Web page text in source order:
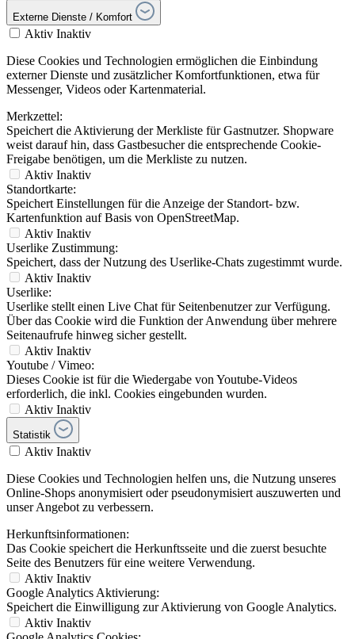
Externe Dienste / Komfort
Aktiv Inaktiv
Diese Cookies und Technologien ermöglichen die Einbindung
externer Dienste und zusätzlicher Komfortfunktionen, etwa für
Messenger, Videos oder Kartenmaterial.
Merkzettel:
Speichert die Aktivierung der Merkliste für Gastnutzer. Shopware
weist darauf hin, dass Gastbesucher die entsprechende Cookie-
Freigabe benötigen, um die Merkliste zu nutzen.
Aktiv Inaktiv
Standortkarte:
Speichert Einstellungen für die Anzeige der Standort- bzw.
Kartenfunktion auf Basis von OpenStreetMap.
Aktiv Inaktiv
Userlike Zustimmung:
Speichert, dass der Nutzung des Userlike-Chats zugestimmt wurde.
Aktiv Inaktiv
Userlike:
Userlike stellt einen Live Chat für Seitenbenutzer zur Verfügung.
Über das Cookie wird die Funktion der Anwendung über mehrere
Seitenaufrufe hinweg sicher gestellt.
Aktiv Inaktiv
Youtube / Vimeo:
Dieses Cookie ist für die Wiedergabe von Youtube-Videos
erforderlich, die inkl. Cookies eingebunden wurden.
Aktiv Inaktiv
Statistik
Aktiv Inaktiv
Diese Cookies und Technologien helfen uns, die Nutzung unseres
Online-Shops anonymisiert oder pseudonymisiert auszuwerten und
unser Angebot zu verbessern.
Herkunftsinformationen:
Das Cookie speichert die Herkunftsseite und die zuerst besuchte
Seite des Benutzers für eine weitere Verwendung.
Aktiv Inaktiv
Google Analytics Aktivierung:
Speichert die Einwilligung zur Aktivierung von Google Analytics.
Aktiv Inaktiv